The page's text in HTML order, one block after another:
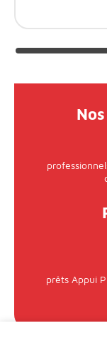
prêts Appui